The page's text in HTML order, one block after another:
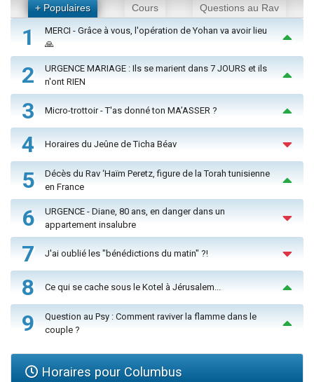
+ Populaires Cours Questions au Rav
1
MERCI - Grâce à vous, l'opération de Yohan va avoir lieu
🙏
2
URGENCE MARIAGE : Ils se marient dans 7 JOURS et ils
n'ont RIEN
3 Micro-trottoir - T'as donné ton MA’ASSER ?
4 Horaires du Jeûne de Ticha Béav
5
Décès du Rav ‘Haïm Peretz, figure de la Torah tunisienne
en France
6
URGENCE - Diane, 80 ans, en danger dans un
appartement insalubre
7 J'ai oublié les "bénédictions du matin" ?!
8 Ce qui se cache sous le Kotel à Jérusalem...
9
Question au Psy : Comment raviver la flamme dans le
couple ?
Horaires pour Columbus